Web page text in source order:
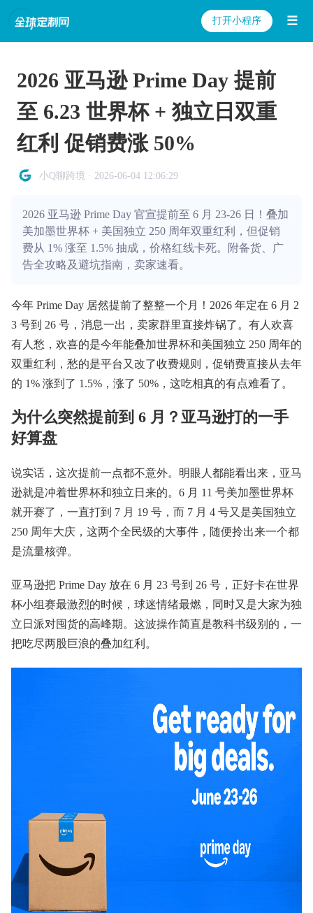
打开小程序 ☰
2026 亚马逊 Prime Day 提前
至 6.23 世界杯 + 独立日双重
红利 促销费涨 50%
小Q聊跨境 · 2026-06-04 12:06:29
2026 亚马逊 Prime Day 官宣提前至 6 月 23-26 日！叠加
美加墨世界杯 + 美国独立 250 周年双重红利，但促销
费从 1% 涨至 1.5% 抽成，价格红线卡死。附备货、广
告全攻略及避坑指南，卖家速看。
今年 Prime Day 居然提前了整整一个月！2026 年定在 6 月 2
3 号到 26 号，消息一出，卖家群里直接炸锅了。有人欢喜
有人愁，欢喜的是今年能叠加世界杯和美国独立 250 周年的
双重红利，愁的是平台又改了收费规则，促销费直接从去年
的 1% 涨到了 1.5%，涨了 50%，这吃相真的有点难看了。
为什么突然提前到 6 月？亚马逊打的一手
好算盘
说实话，这次提前一点都不意外。明眼人都能看出来，亚马
逊就是冲着世界杯和独立日来的。6 月 11 号美加墨世界杯
就开赛了，一直打到 7 月 19 号，而 7 月 4 号又是美国独立
250 周年大庆，这两个全民级的大事件，随便拎出来一个都
是流量核弹。
亚马逊把 Prime Day 放在 6 月 23 号到 26 号，正好卡在世界
杯小组赛最激烈的时候，球迷情绪最燃，同时又是大家为独
立日派对囤货的高峰期。这波操作简直是教科书级别的，一
把吃尽两股巨浪的叠加红利。